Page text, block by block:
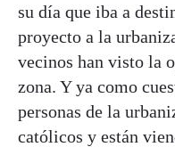
su día que iba a
proyecto a la
vecinos han visto la
zona. Y ya como
personas de la
católicos y están